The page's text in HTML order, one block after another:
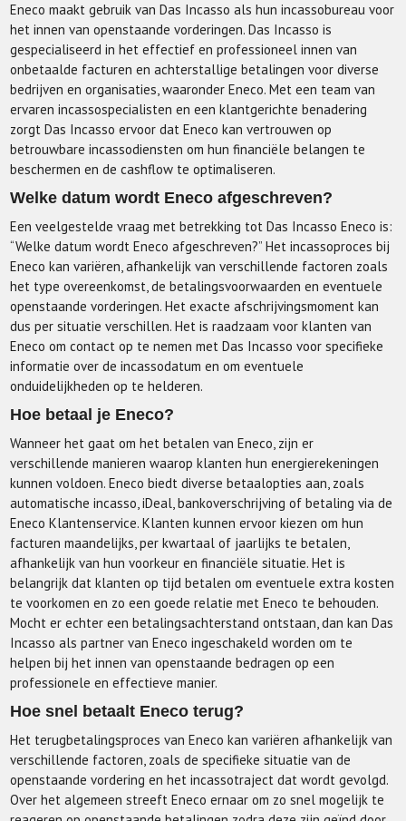
Eneco maakt gebruik van Das Incasso als hun incassobureau voor
het innen van openstaande vorderingen. Das Incasso is
gespecialiseerd in het effectief en professioneel innen van
onbetaalde facturen en achterstallige betalingen voor diverse
bedrijven en organisaties, waaronder Eneco. Met een team van
ervaren incassospecialisten en een klantgerichte benadering
zorgt Das Incasso ervoor dat Eneco kan vertrouwen op
betrouwbare incassodiensten om hun financiële belangen te
beschermen en de cashflow te optimaliseren.
Welke datum wordt Eneco afgeschreven?
Een veelgestelde vraag met betrekking tot Das Incasso Eneco is:
“Welke datum wordt Eneco afgeschreven?” Het incassoproces bij
Eneco kan variëren, afhankelijk van verschillende factoren zoals
het type overeenkomst, de betalingsvoorwaarden en eventuele
openstaande vorderingen. Het exacte afschrijvingsmoment kan
dus per situatie verschillen. Het is raadzaam voor klanten van
Eneco om contact op te nemen met Das Incasso voor specifieke
informatie over de incassodatum en om eventuele
onduidelijkheden op te helderen.
Hoe betaal je Eneco?
Wanneer het gaat om het betalen van Eneco, zijn er
verschillende manieren waarop klanten hun energierekeningen
kunnen voldoen. Eneco biedt diverse betaalopties aan, zoals
automatische incasso, iDeal, bankoverschrijving of betaling via de
Eneco Klantenservice. Klanten kunnen ervoor kiezen om hun
facturen maandelijks, per kwartaal of jaarlijks te betalen,
afhankelijk van hun voorkeur en financiële situatie. Het is
belangrijk dat klanten op tijd betalen om eventuele extra kosten
te voorkomen en zo een goede relatie met Eneco te behouden.
Mocht er echter een betalingsachterstand ontstaan, dan kan Das
Incasso als partner van Eneco ingeschakeld worden om te
helpen bij het innen van openstaande bedragen op een
professionele en effectieve manier.
Hoe snel betaalt Eneco terug?
Het terugbetalingsproces van Eneco kan variëren afhankelijk van
verschillende factoren, zoals de specifieke situatie van de
openstaande vordering en het incassotraject dat wordt gevolgd.
Over het algemeen streeft Eneco ernaar om zo snel mogelijk te